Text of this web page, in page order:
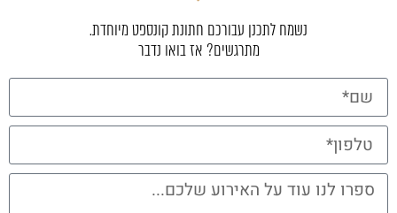
נשמח לתכנן עבורכם חתונת קונספט מיוחדת.
מתרגשים? אז בואו נדבר